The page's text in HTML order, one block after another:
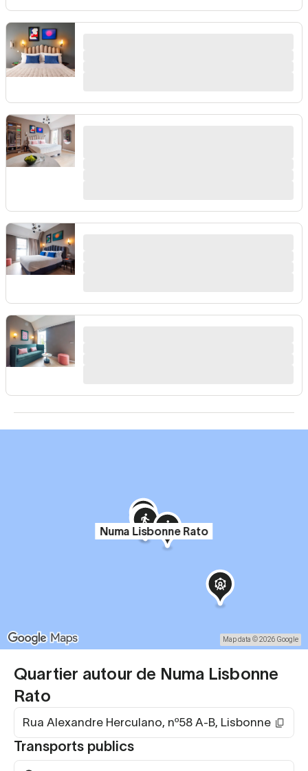
Quartier autour de Numa Lisbonne
Rato
Rua Alexandre Herculano, nº58 A-B, Lisbonne
Transports publics
Numa Lisbonne Rato
Map data © 2026 Google